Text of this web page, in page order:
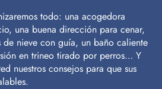
todo: una acogedora
una buena dirección para cenar,
de nieve con guía, un baño caliente
en trineo tirado por perros… Y
nuestros consejos para que sus